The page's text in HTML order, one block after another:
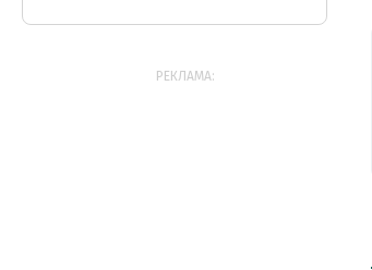
РЕКЛАМА: